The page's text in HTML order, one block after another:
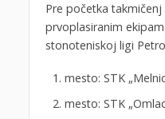
Pre početka takmičenj
prvoplasiranim
stonoteniskoj ligi
mesto: STK
mesto: STK